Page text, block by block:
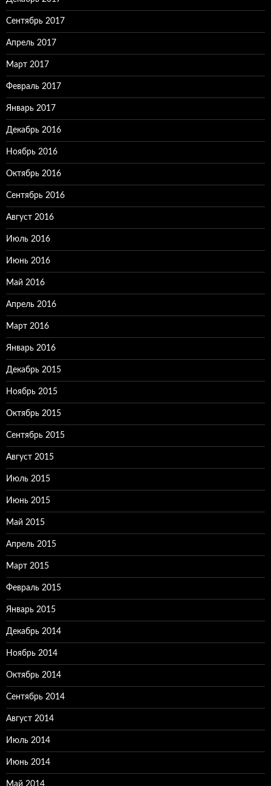
Сентябрь 2017
Апрель 2017
Март 2017
Февраль 2017
Январь 2017
Декабрь 2016
Ноябрь 2016
Октябрь 2016
Сентябрь 2016
Август 2016
Июль 2016
Июнь 2016
Май 2016
Апрель 2016
Март 2016
Январь 2016
Декабрь 2015
Ноябрь 2015
Октябрь 2015
Сентябрь 2015
Август 2015
Июль 2015
Июнь 2015
Май 2015
Апрель 2015
Март 2015
Февраль 2015
Январь 2015
Декабрь 2014
Ноябрь 2014
Октябрь 2014
Сентябрь 2014
Август 2014
Июль 2014
Июнь 2014
Май 2014